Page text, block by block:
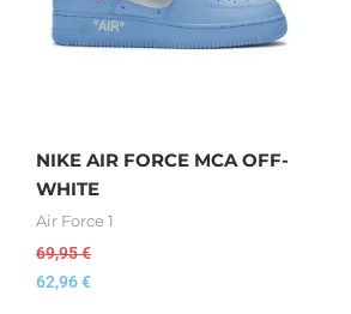
NIKE AIR FORCE MCA OFF-
WHITE
Air Force 1
69,95€
62,96€